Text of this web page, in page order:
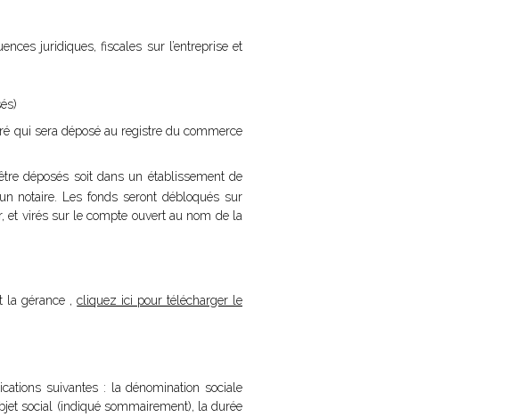
juridiques, fiscales sur l’entreprise et
qui sera déposé au registre du commerce
déposés soit dans un établissement de
notaire. Les fonds seront débloqués sur
et virés sur le compte ouvert au nom de la
la gérance ,cliquez ici pour télécharger le
suivantes : la dénomination sociale
social (indiqué sommairement), la durée